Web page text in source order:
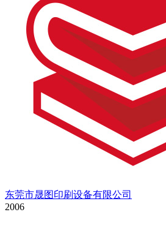
东莞市晟图印刷设备有限公司
2006